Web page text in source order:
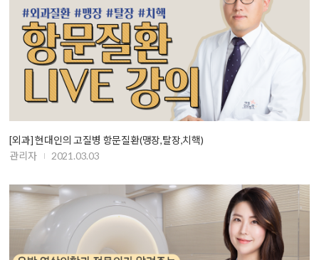
[외과] 현대인의 고질병 항문질환(맹장,탈장,치핵)
관리자
2021.03.03